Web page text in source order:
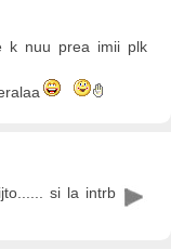
k nuu prea imii plk
si la intrb